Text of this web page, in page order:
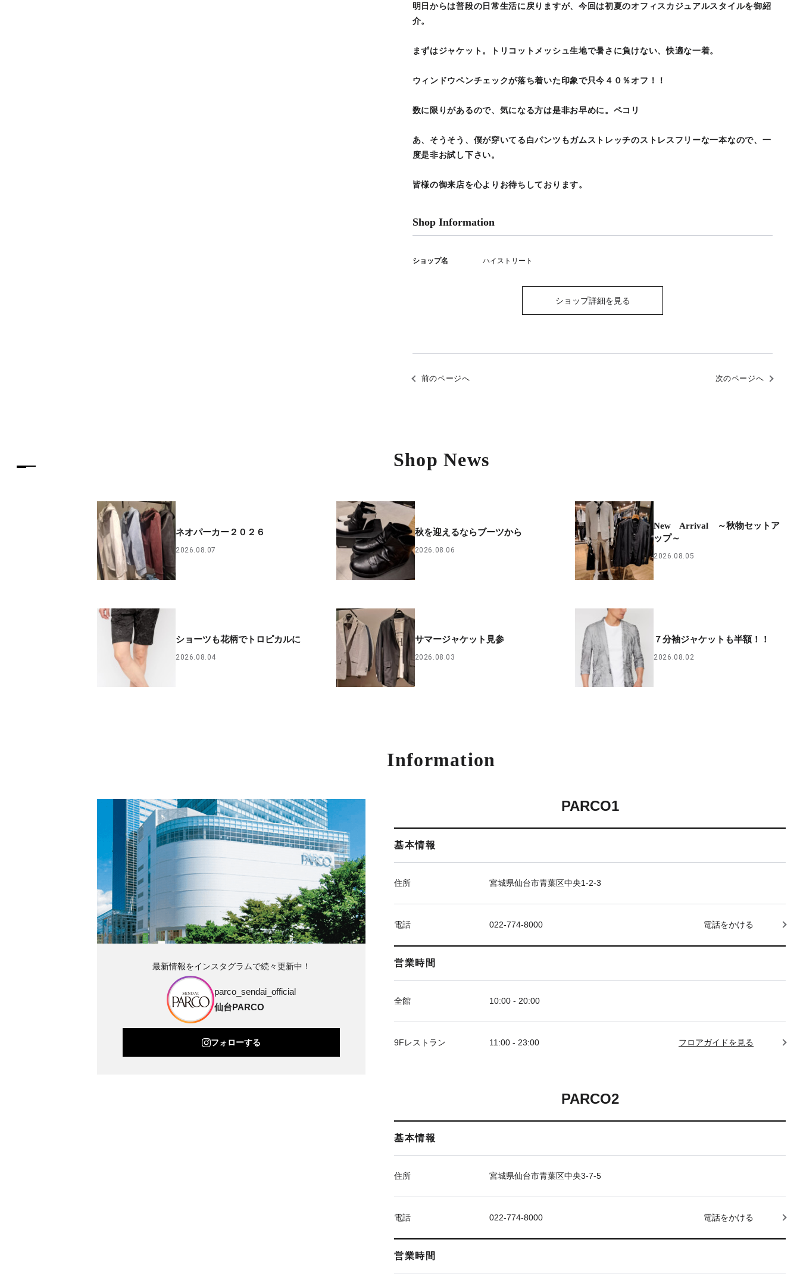
明日からは普段の日常生活に戻りますが、今回は初夏のオフィスカジュアルスタイルを御紹
介。
まずはジャケット。トリコットメッシュ生地で暑さに負けない、快適な一着。
ウィンドウペンチェックが落ち着いた印象で只今４０％オフ！！
数に限りがあるので、気になる方は是非お早めに。ペコリ
あ、そうそう、僕が穿いてる白パンツもガムストレッチのストレスフリーな一本なので、一
度是非お試し下さい。
皆様の御来店を心よりお待ちしております。
Shop Information
ショップ名 ハイストリート
ショップ詳細を見る
前のページへ 次のページへ
Shop News
ネオパーカー２０２６
2026.08.07
秋を迎えるならブーツから
2026.08.06
New Arrival ～秋物セットア
ップ～
2026.08.05
ショーツも花柄でトロピカルに
2026.08.04
サマージャケット見参
2026.08.03
７分袖ジャケットも半額！！
2026.08.02
Information
PARCO1
基本情報
住所 宮城県仙台市青葉区中央1-2-3
電話 022-774-8000 電話をかける
営業時間
全館 10:00 - 20:00
9Fレストラン 11:00 - 23:00 フロアガイドを見る
PARCO2
基本情報
住所 宮城県仙台市青葉区中央3-7-5
電話 022-774-8000 電話をかける
営業時間
最新情報をインスタグラムで続々更新中！
parco_sendai_official
仙台PARCO
フォローする